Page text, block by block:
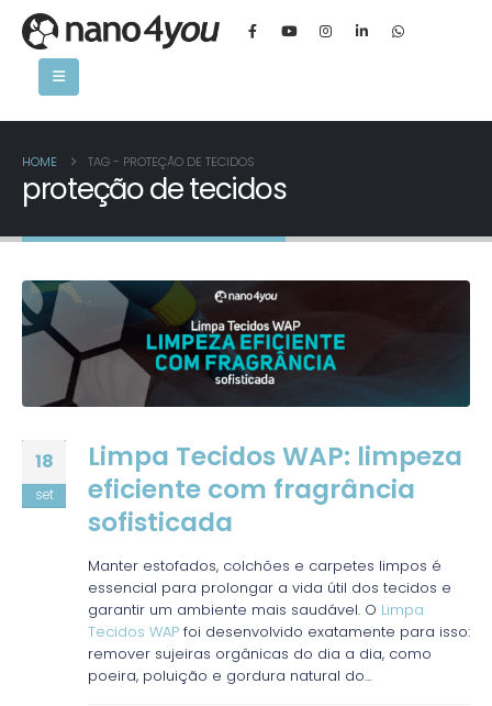
HOME TAG - PROTEÇÃO DE TECIDOS
proteção de tecidos
18
set
Limpa Tecidos WAP: limpeza
eficiente com fragrância
sofisticada
Manter estofados, colchões e carpetes limpos é
essencial para prolongar a vida útil dos tecidos e
garantir um ambiente mais saudável. O Limpa
Tecidos WAP foi desenvolvido exatamente para isso:
remover sujeiras orgânicas do dia a dia, como
poeira, poluição e gordura natural do...